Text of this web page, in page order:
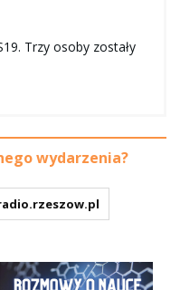
Trzy osoby zostały
wydarzenia?